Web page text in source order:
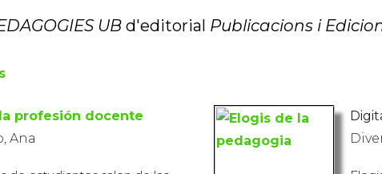
UB d'editorial Publicacions i
profesión docente
Ana